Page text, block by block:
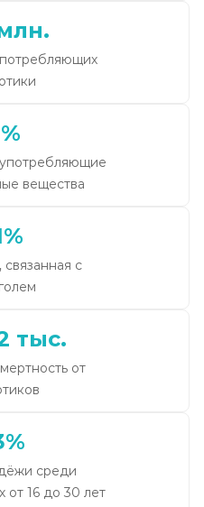
вещества
связанная с
тыс.
от
среди
от 16 до 30 лет